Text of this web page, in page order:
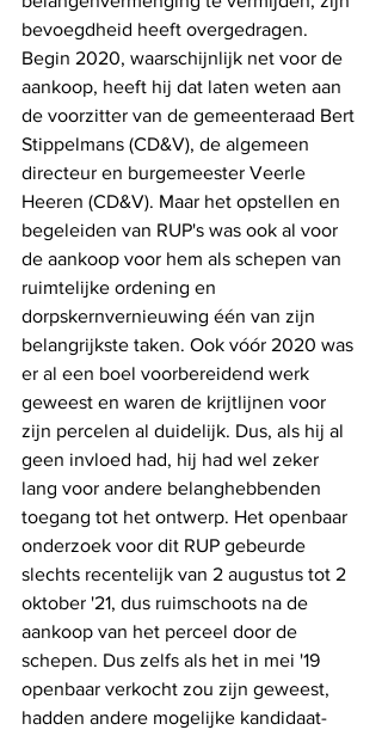
bevoegdheid heeft overgedragen.
Begin 2020, waarschijnlijk net voor de
aankoop, heeft hij dat laten weten aan
de voorzitter van de gemeenteraad Bert
Stippelmans (CD&V), de algemeen
directeur en burgemeester Veerle
Heeren (CD&V). Maar het opstellen en
begeleiden van RUP's was ook al voor
de aankoop voor hem als schepen van
ruimtelijke ordening en
dorpskernvernieuwing één van zijn
belangrijkste taken. Ook vóór 2020 was
er al een boel voorbereidend werk
geweest en waren de krijtlijnen voor
zijn percelen al duidelijk. Dus, als hij al
geen invloed had, hij had wel zeker
lang voor andere belanghebbenden
toegang tot het ontwerp. Het openbaar
onderzoek voor dit RUP gebeurde
slechts recentelijk van 2 augustus tot 2
oktober '21, dus ruimschoots na de
aankoop van het perceel door de
schepen. Dus zelfs als het in mei '19
openbaar verkocht zou zijn geweest,
hadden andere mogelijke kandidaat-